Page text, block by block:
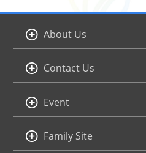
About Us
Contact Us
Event
Family Site